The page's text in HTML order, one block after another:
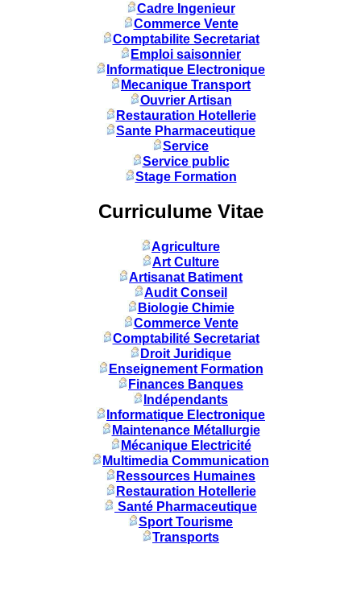
Cadre Ingenieur
Commerce Vente
Comptabilite Secretariat
Emploi saisonnier
Informatique Electronique
Mecanique Transport
Ouvrier Artisan
Restauration Hotellerie
Sante Pharmaceutique
Service
Service public
Stage Formation
Curriculume Vitae
Agriculture
Art Culture
Artisanat Batiment
Audit Conseil
Biologie Chimie
Commerce Vente
Comptabilité Secretariat
Droit Juridique
Enseignement Formation
Finances Banques
Indépendants
Informatique Electronique
Maintenance Métallurgie
Mécanique Electricité
Multimedia Communication
Ressources Humaines
Restauration Hotellerie
Santé Pharmaceutique
Sport Tourisme
Transports